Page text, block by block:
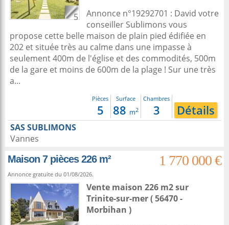
5
Annonce n°19292701 : David votre
conseiller Sublimons vous
propose cette belle maison de plain pied édifiée en
202 et située très au calme dans une impasse à
seulement 400m de l'église et des commodités, 500m
de la gare et moins de 600m de la plage ! Sur une très
a...
Pièces
5
Surface
88 m2
Chambres
3 Détails
SAS SUBLIMONS
Vannes
Maison 7 pièces 226 m²
1 770 000 €
Annonce gratuite du 01/08/2026.
Vente maison 226 m2sur
Trinite-sur-mer( 56470 -
Morbihan )